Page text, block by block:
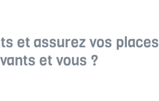
et assurez vos places
et vous ?